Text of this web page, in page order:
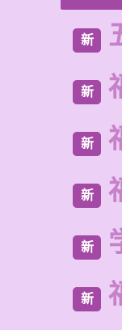
新
新
新
新
新
新